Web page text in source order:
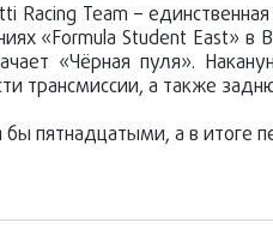
Racing Team –
«Formula Student East»
«Чёрная пуля».
трансмиссии, а также
пятнадцатыми, а в итоге